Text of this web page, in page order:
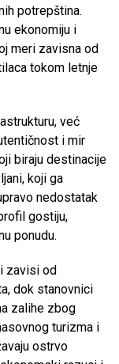
potrepština.
ekonomiju i
meri zavisna od
tokom letnje
već
i mir
biraju destinacije
koji ga
nedostatak
gostiju,
ponudu.
zavisi od
dok stanovnici
zalihe zbog
turizma i
ostrvo